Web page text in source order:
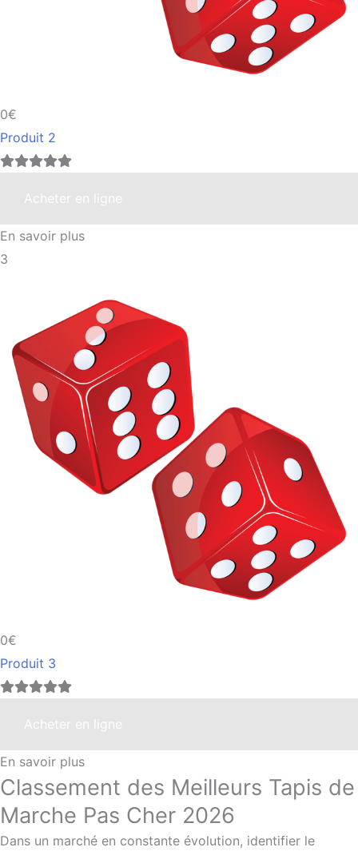
0€
Produit 2
Acheter en ligne
En savoir plus
3
0€
Produit 3
Acheter en ligne
En savoir plus
Classement des Meilleurs Tapis de
Marche Pas Cher 2026
Dans un marché en constante évolution, identifier le